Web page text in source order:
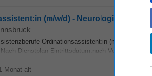
(m/w/d) - Neurologie
Ordinationsassistent:in (m/w/d) •
Dienstplan Eintrittsdatum:nach Vereinbarung
1 Monat alt